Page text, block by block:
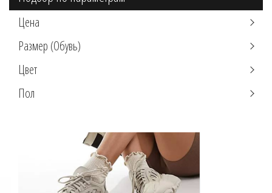
Цена
Размер (Обувь)
Цвет
Пол